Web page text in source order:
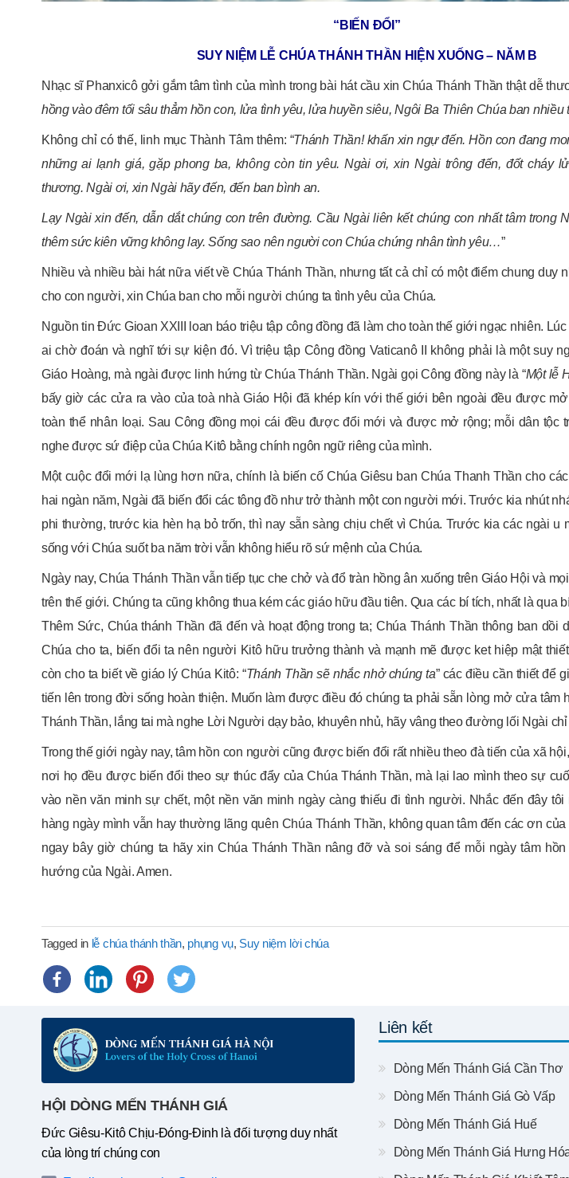
“BIẾN ĐỔI”
SUY NIỆM LỄ CHÚA THÁNH THẦN HIỆN XUỐNG – NĂM B
Nhạc sĩ Phanxicô gởi gắm tâm tình của mình trong bài hát cầu xin Chúa Thánh Thần thật dễ
hồng vào đêm tối sâu thẳm hồn con, lửa tình yêu, lửa huyền siêu, Ngôi Ba Thiên Chúa ban
Không chỉ có thế, linh mục Thành Tâm thêm: “Thánh Thần! khấn xin ngự đến. Hồn con đang
những ai lạnh giá, gặp phong ba, không còn tin yêu. Ngài ơi, xin Ngài trông đến, đốt cháy
thương. Ngài ơi, xin Ngài hãy đến, đến ban bình an.
Lạy Ngài xin đến, dẫn dắt chúng con trên đường. Cầu Ngài liên kết chúng con nhất tâm trong
thêm sức kiên vững không lay. Sống sao nên người con Chúa chứng nhân tình yêu…”
Nhiều và nhiều bài hát nữa viết về Chúa Thánh Thần, nhưng tất cả chỉ có một điểm chung duy
cho con người, xin Chúa ban cho mỗi người chúng ta tình yêu của Chúa.
Nguồn tin Đức Gioan XXIII loan báo triệu tập công đồng đã làm cho toàn thế giới ngạc nhiên.
ai chờ đoán và nghĩ tới sự kiện đó. Vì triệu tập Công đồng Vaticanô II không phải là một suy
Giáo Hoàng, mà ngài được linh hứng từ Chúa Thánh Thần. Ngài gọi Công đồng này là “Một lễ
bấy giờ các cửa ra vào của toà nhà Giáo Hội đã khép kín với thế giới bên ngoài đều được
toàn thể nhân loại. Sau Công đồng mọi cái đều được đổi mới và được mở rộng; mỗi dân tộc
nghe được sứ điệp của Chúa Kitô bằng chính ngôn ngữ riêng của mình.
Một cuộc đổi mới lạ lùng hơn nữa, chính là biến cố Chúa Giêsu ban Chúa Thanh Thần cho
hai ngàn năm, Ngài đã biến đổi các tông đồ như trở thành một con người mới. Trước kia nhút
phi thường, trước kia hèn hạ bỏ trốn, thì nay sẵn sàng chịu chết vì Chúa. Trước kia các ngài u
sống với Chúa suốt ba năm trời vẫn không hiểu rõ sứ mệnh của Chúa.
Ngày nay, Chúa Thánh Thần vẫn tiếp tục che chở và đổ tràn hồng ân xuống trên Giáo Hội và
trên thế giới. Chúng ta cũng không thua kém các giáo hữu đầu tiên. Qua các bí tích, nhất là qua
Thêm Sức, Chúa thánh Thần đã đến và hoạt động trong ta; Chúa Thánh Thần thông ban dồi
Chúa cho ta, biến đổi ta nên người Kitô hữu trưởng thành và mạnh mẽ được ket hiệp mật
còn cho ta biết về giáo lý Chúa Kitô: “Thánh Thần sẽ nhắc nhở chúng ta” các điều cần thiết để
tiến lên trong đời sống hoàn thiện. Muốn làm được điều đó chúng ta phải sẵn lòng mở cửa tâm
Thánh Thần, lắng tai mà nghe Lời Người dạy bảo, khuyên nhủ, hãy vâng theo đường lối Ngài chỉ
Trong thế giới ngày nay, tâm hồn con người cũng được biến đổi rất nhiều theo đà tiến của xã
nơi họ đều được biến đổi theo sự thúc đẩy của Chúa Thánh Thần, mà lại lao mình theo sự
vào nền văn minh sự chết, một nền văn minh ngày càng thiếu đi tình người. Nhắc đến đây
hàng ngày mình vẫn hay thường lãng quên Chúa Thánh Thần, không quan tâm đến các ơn của
ngay bây giờ chúng ta hãy xin Chúa Thánh Thần nâng đỡ và soi sáng để mỗi ngày tâm
hướng của Ngài. Amen.
Tagged in lễ chúa thánh thần, phụng vụ, Suy niệm lời chúa
HỘI DÒNG MẾN THÁNH GIÁ
Đức Giêsu-Kitô Chịu-Đóng-Đinh là đối tượng duy nhất
của lòng trí chúng con
Liên kết
Dòng Mến Thánh Giá Cần Thơ
Dòng Mến Thánh Giá Gò Vấp
Dòng Mến Thánh Giá Huế
Dòng Mến Thánh Giá Hưng